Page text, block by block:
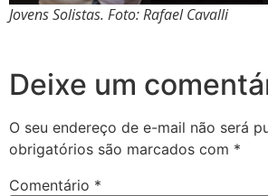
Jovens Solistas. Foto: Rafael Cavalli
Deixe um
O seu endereço de e-mail não será
obrigatórios são marcados com *
Comentário *